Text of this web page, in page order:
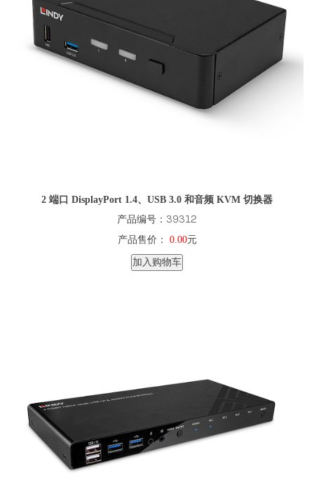
2 端口 DisplayPort 1.4、USB 3.0 和音频 KVM 切换器
产品编号：39312
产品售价： 0.00元
加入购物车